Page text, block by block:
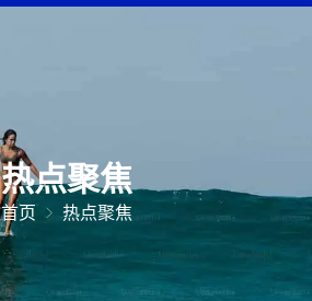
热点聚焦
首页 热点聚焦